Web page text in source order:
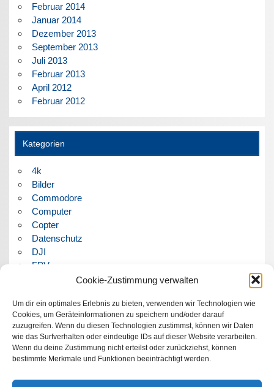
Cookie-Zustimmung verwalten
Um dir ein optimales Erlebnis zu bieten, verwenden wir Technologien wie
Cookies, um Geräteinformationen zu speichern und/oder darauf
zuzugreifen. Wenn du diesen Technologien zustimmst, können wir Daten
wie das Surfverhalten oder eindeutige IDs auf dieser Website verarbeiten.
Wenn du deine Zustimmung nicht erteilst oder zurückziehst, können
bestimmte Merkmale und Funktionen beeinträchtigt werden.
Februar 2014
Januar 2014
Dezember 2013
September 2013
Juli 2013
Februar 2013
April 2012
Februar 2012
Kategorien
4k
Bilder
Commodore
Computer
Copter
Datenschutz
DJI
FPV
Panorama
Politik
Retrocomputer
Uncategorized
Video